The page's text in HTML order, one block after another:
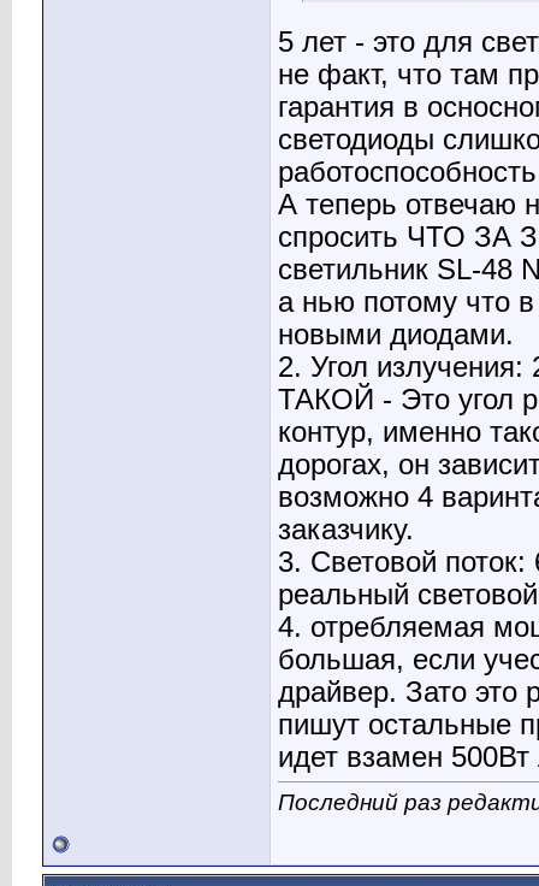
5 лет - это для
не факт, что там
гарантия в
светодиоды
А теперь отвечаю
спросить ЧТО ЗА
светильник SL-48
а нью потому что
новыми диодами.
2. Угол
ТАКОЙ - Это угол
контур, именно
дорогах, он
возможно 4
заказчику.
3. Световой
реальный
4. отребляемая
большая, если
драйвер. Зато это
пишут остальные
идет взамен
Последний раз